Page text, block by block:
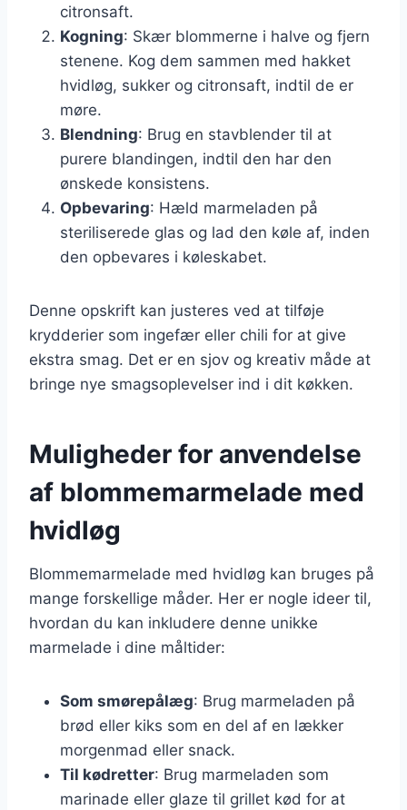
citronsaft.
Kogning: Skær blommerne i halve og fjern
stenene. Kog dem sammen med hakket
hvidløg, sukker og citronsaft, indtil de er
møre.
Blendning: Brug en stavblender til at
purere blandingen, indtil den har den
ønskede konsistens.
Opbevaring: Hæld marmeladen på
steriliserede glas og lad den køle af, inden
den opbevares i køleskabet.
Denne opskrift kan justeres ved at tilføje
krydderier som ingefær eller chili for at give
ekstra smag. Det er en sjov og kreativ måde at
bringe nye smagsoplevelser ind i dit køkken.
Muligheder for anvendelse
af blommemarmelade med
hvidløg
Blommemarmelade med hvidløg kan bruges på
mange forskellige måder. Her er nogle ideer til,
hvordan du kan inkludere denne unikke
marmelade i dine måltider:
Som smørepålæg: Brug marmeladen på
brød eller kiks som en del af en lækker
morgenmad eller snack.
Til kødretter: Brug marmeladen som
marinade eller glaze til grillet kød for at